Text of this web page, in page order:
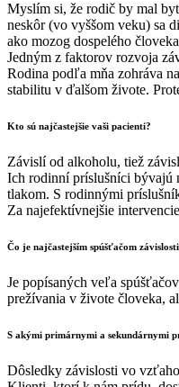
Myslím si, že rodič by mal
neskôr (vo vyššom veku) sa
ako mozog dospelého
Jedným z faktorov rozvoja
Rodina podľa mňa zohráva
stabilitu v ďalšom živote.
Kto sú najčastejšie vaši pacienti?
Závislí od alkoholu, tiež
Ich rodinní príslušníci bývajú
tlakom. S rodinnými
Za najefektívnejšie
Čo je najčastejším spúšťačom
Je popísaných veľa
prežívania v živote človeka,
S akými primárnymi a sekundárnymi
Dôsledky závislosti vo